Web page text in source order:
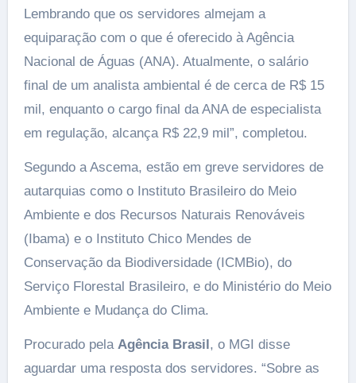
Lembrando que os servidores almejam a
equiparação com o que é oferecido à Agência
Nacional de Águas (ANA). Atualmente, o salário
final de um analista ambiental é de cerca de R$ 15
mil, enquanto o cargo final da ANA de especialista
em regulação, alcança R$ 22,9 mil”, completou.
Segundo a Ascema, estão em greve servidores de
autarquias como o Instituto Brasileiro do Meio
Ambiente e dos Recursos Naturais Renováveis
(Ibama) e o Instituto Chico Mendes de
Conservação da Biodiversidade (ICMBio), do
Serviço Florestal Brasileiro, e do Ministério do Meio
Ambiente e Mudança do Clima.
Procurado pelaAgência Brasil, o MGI disse
aguardar uma resposta dos servidores. “Sobre as